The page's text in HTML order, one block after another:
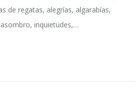
de regatas, alegrías, algarabías,
inquietudes,…